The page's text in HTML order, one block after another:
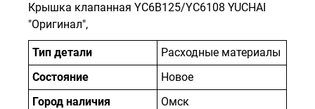
Крышка клапанная YC6B125/YC6108 YUCHAI
"Оригинал",
Тип детали
Расходные материалы
Состояние
Новое
Город наличия
Омск